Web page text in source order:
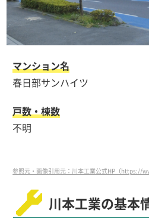
マンション名
春日部サンハイツ
戸数・棟数
不明
参照元・画像引用元：川本工業公式HP（
川本工業の基本